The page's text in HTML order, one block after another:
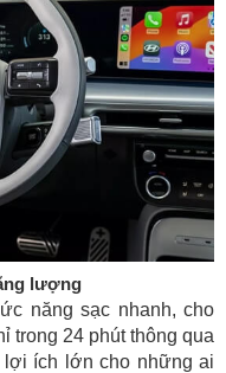
lượng
năng sạc nhanh, cho
trong 24 phút thông qua
lợi ích lớn cho những ai